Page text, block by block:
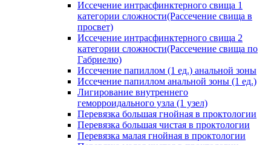
Иссечение интрасфинктерного свища 1
категории сложности(Рассечение свища в
просвет)
Иссечение интрасфинктерного свища 2
категории сложности(Рассечение свища по
Габриелю)
Иссечение папиллом (1 ед.) анальной зоны
Иссечение папиллом анальной зоны (1 ед.)
Лигирование внутреннего
геморроидального узла (1 узел)
Перевязка большая гнойная в проктологии
Перевязка большая чистая в проктологии
Перевязка малая гнойная в проктологии